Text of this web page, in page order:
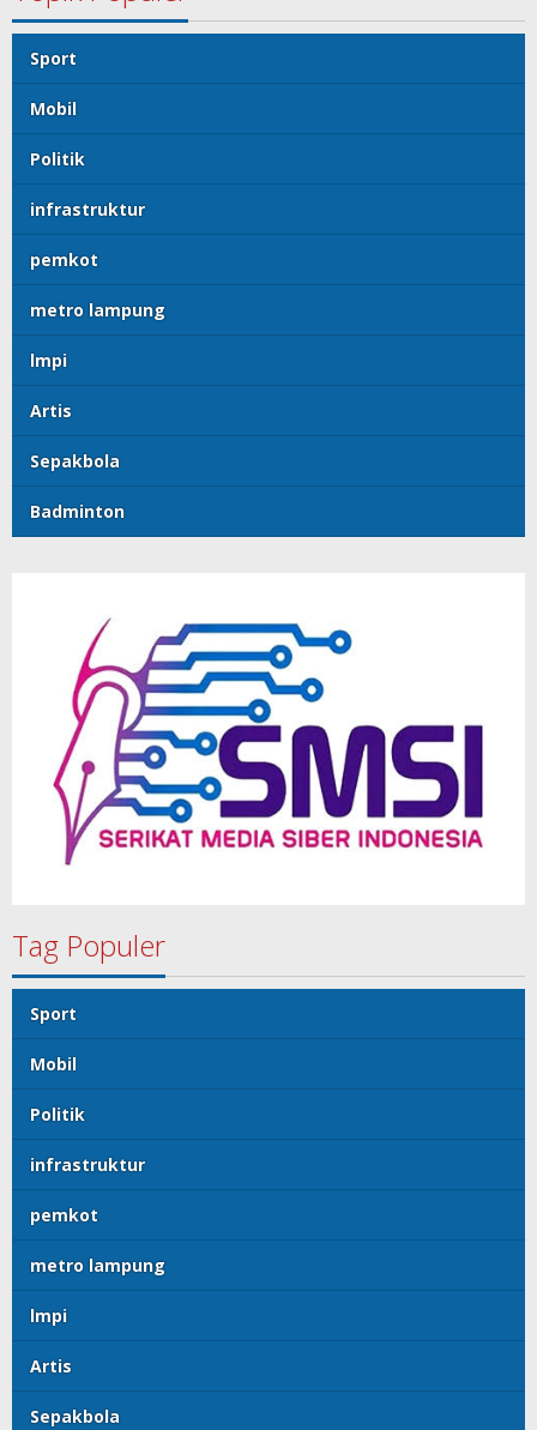
Sport
Mobil
Politik
infrastruktur
pemkot
metro lampung
lmpi
Artis
Sepakbola
Badminton
Tag Populer
Sport
Mobil
Politik
infrastruktur
pemkot
metro lampung
lmpi
Artis
Sepakbola